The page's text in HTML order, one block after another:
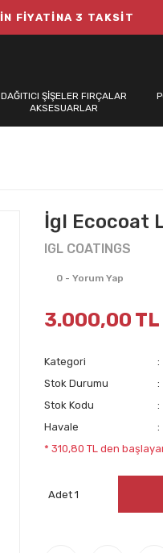
FİYATİNA 3 TAKSİT
DAĞITICI ŞİŞELER FIRÇALAR
AKSESUARLAR
İgl Ecocoat
IGL COATINGS
0 - Yorum Yap
3.000,00 TL
Kategori
Stok Durumu
Stok Kodu
Havale
* 310,80 TL den